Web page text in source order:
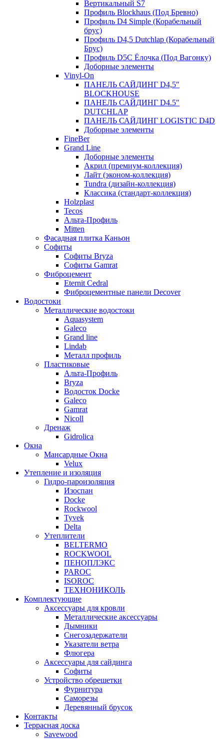
Вертикальный S7
Профиль Blockhaus (Под Бревно)
Профиль D4 Simple (Корабельный
брус)
Профиль D4,5 Dutchlap (Корабельный
Брус)
Профиль D5C Ёлочка (Под Вагонку)
Доборные элементы
Vinyl-On
ПАНЕЛЬ САЙДИНГ D4,5″
BLOCKHOUSE
ПАНЕЛЬ САЙДИНГ D4.5″
DUTCHLAP
ПАНЕЛЬ САЙДИНГ LOGISTIC D4D
Доборные элементы
FineBer
Grand Line
Доборные элементы
Акрил (премиум-коллекция)
Лайт (эконом-коллекция)
Tundra (дизайн-коллекция)
Классика (стандарт-коллекция)
Holzplast
Tecos
Альта-Профиль
Mitten
Фасадная плитка Каньон
Софиты
Софиты Bryza
Софиты Gamrat
Фиброцемент
Eternit Cedral
Фиброцементные панели Decover
Водостоки
Металлические водостоки
Aquasystem
Galeco
Grand line
Lindab
Металл профиль
Пластиковые
Альта-Профиль
Bryza
Водосток Docke
Galeco
Gamrat
Nicoll
Дренаж
Gidrolica
Окна
Мансардные Окна
Velux
Утепление и изоляция
Гидро-пароизоляция
Изоспан
Docke
Rockwool
Tyvek
Delta
Утеплители
BELTERMO
ROCKWOOL
ПЕНОПЛЭКС
PAROC
ISOROC
ТЕХНОНИКОЛЬ
Комплектующие
Аксессуары для кровли
Металлические аксессуары
Дымники
Снегозадержатели
Указатели ветра
Флюгера
Аксессуары для сайдинга
Софиты
Устройство обрешетки
Фурнитура
Саморезы
Деревянный брусок
Контакты
Террасная доска
Savewood